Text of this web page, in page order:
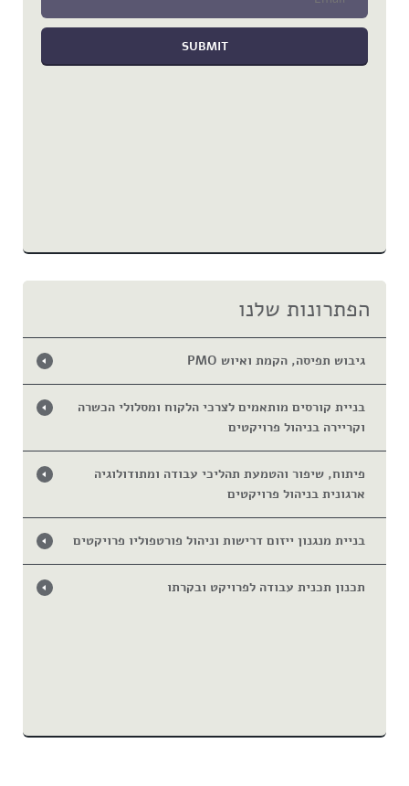
הפתרונות שלנו
גיבוש תפיסה, הקמת ואיוש PMO
בניית קורסים מותאמים לצרכי הלקוח ומסלולי הכשרה
וקריירה בניהול פרויקטים
פיתוח, שיפור והטמעת תהליכי עבודה ומתודולוגיה
ארגונית בניהול פרויקטים
בניית מנגנון ייזום דרישות וניהול פורטפוליו פרויקטים
תכנון תכנית עבודה לפרויקט ובקרתו